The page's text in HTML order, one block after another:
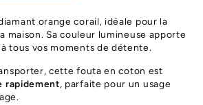
orange corail, idéale pour la
maison. Sa couleur lumineuse apporte
tous vos moments de détente.
cette fouta en coton est
rapidement, parfaite pour un usage